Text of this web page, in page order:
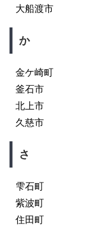
大船渡市
か
金ケ崎町
釜石市
北上市
久慈市
さ
雫石町
紫波町
住田町